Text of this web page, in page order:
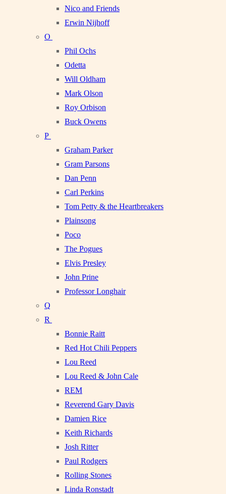
Nico and Friends
Erwin Nijhoff
O
Phil Ochs
Odetta
Will Oldham
Mark Olson
Roy Orbison
Buck Owens
P
Graham Parker
Gram Parsons
Dan Penn
Carl Perkins
Tom Petty & the Heartbreakers
Plainsong
Poco
The Pogues
Elvis Presley
John Prine
Professor Longhair
Q
R
Bonnie Raitt
Red Hot Chili Peppers
Lou Reed
Lou Reed & John Cale
REM
Reverend Gary Davis
Damien Rice
Keith Richards
Josh Ritter
Paul Rodgers
Rolling Stones
Linda Ronstadt